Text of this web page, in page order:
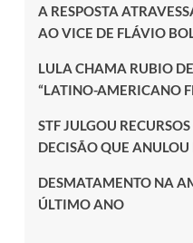
A RESPOSTA
AO VICE DE FLÁVIO
LULA CHAMA RUBIO
“LATINO-AMERICANO
STF JULGOU
DECISÃO QUE
DESMATAMENTO NA
ÚLTIMO ANO